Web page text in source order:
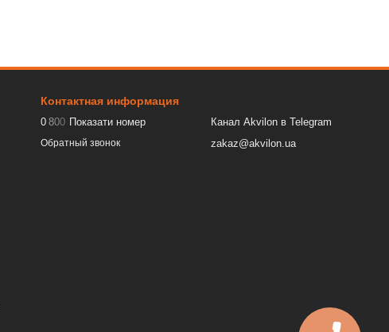
Контактная информация
0 800 Показати номер
Обратный звонок
Канал Akvilon в Telegram
zakaz@akvilon.ua